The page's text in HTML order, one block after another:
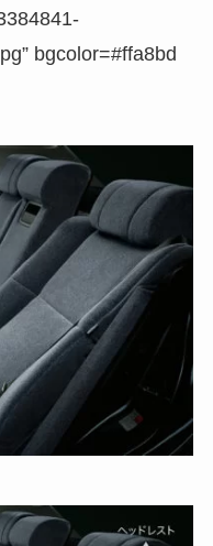
bgcolor=#ffa8bd